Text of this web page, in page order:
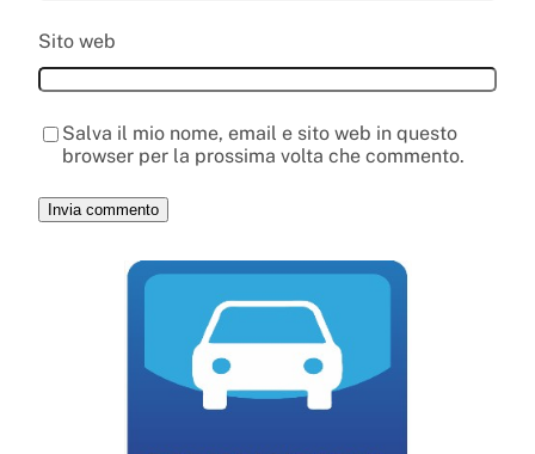
Sito web
Salva il mio nome, email e sito web in questo
browser per la prossima volta che commento.